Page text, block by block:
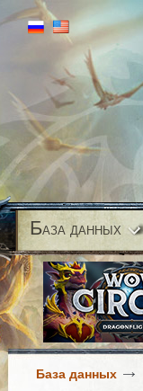
База данных
База данных